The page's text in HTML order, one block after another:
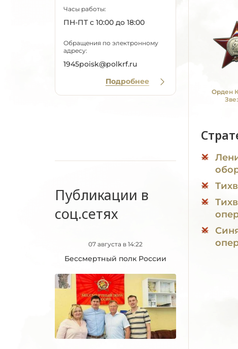
Часы работы:
ПН-ПТ с 10:00 до 18:00
Обращения по электронному
адресу:
1945poisk@polkrf.ru
Подробнее
Публикации в
соц.сетях
07 августа в 14:22
Бессмертный полк России
Орден